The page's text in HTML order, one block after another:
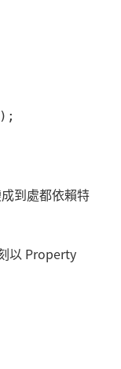
到處都依賴特
以 Property